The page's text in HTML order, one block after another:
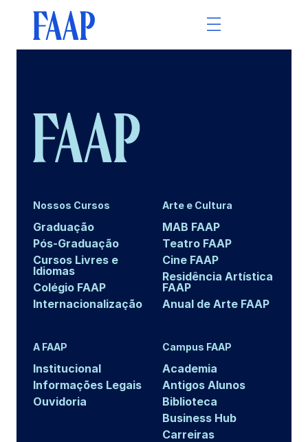
Nossos Cursos
Graduação
Pós-Graduação
Cursos Livres e
Idiomas
Colégio FAAP
Internacionalização
Arte e Cultura
MAB FAAP
Teatro FAAP
Cine FAAP
Residência Artística
FAAP
Anual de Arte FAAP
A FAAP
Institucional
Informações Legais
Ouvidoria
Campus FAAP
Academia
Antigos Alunos
Biblioteca
Business Hub
Carreiras